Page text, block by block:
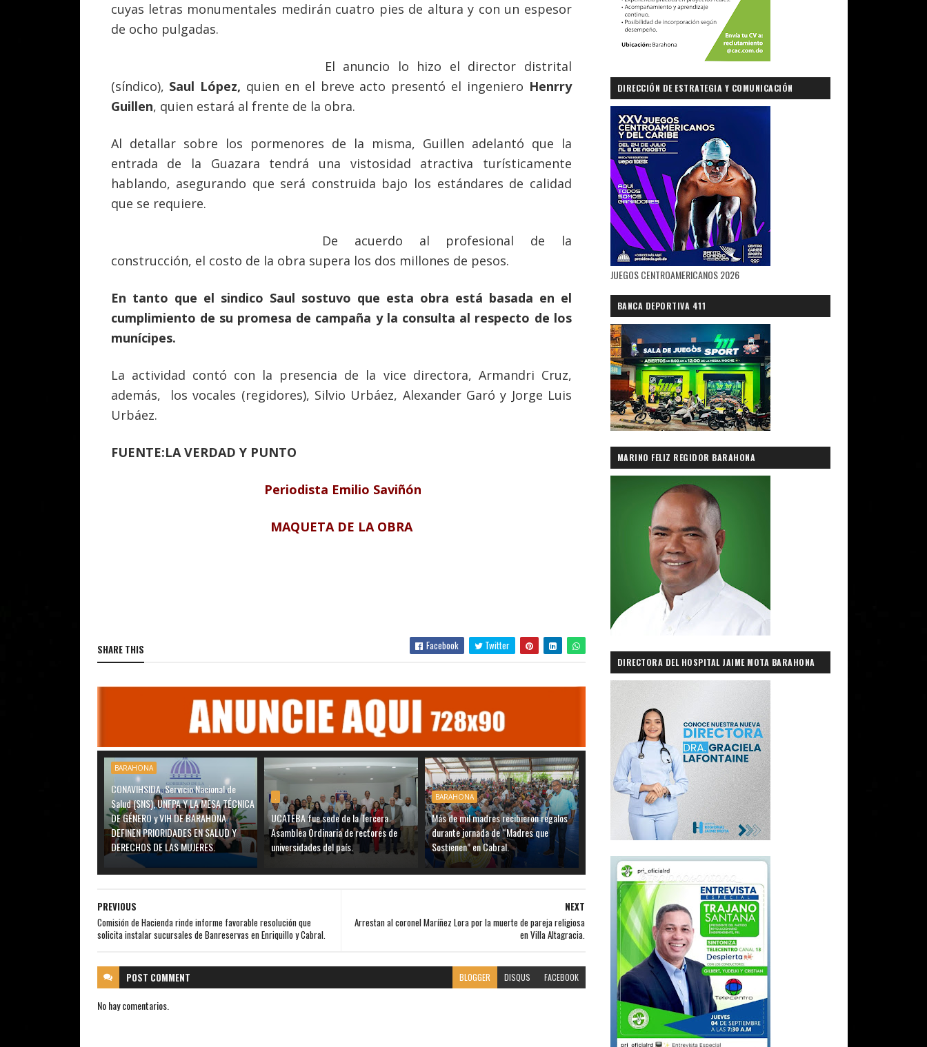
cuyas letras monumentales medirán cuatro pies de altura y con un espesor
de ocho pulgadas.
El anuncio lo hizo el director distrital
(síndico), Saul López, quien en el breve acto presentó el ingeniero Henrry
Guillen, quien estará al frente de la obra.
Al detallar sobre los pormenores de la misma, Guillen adelantó que la
entrada de la Guazara tendrá una vistosidad atractiva turísticamente
hablando, asegurando que será construida bajo los estándares de calidad
que se requiere.
De acuerdo al profesional de la
construcción, el costo de la obra supera los dos millones de pesos.
En tanto que el sindico Saul sostuvo que esta obra está basada en el
cumplimiento de su promesa de campaña y la consulta al respecto de los
munícipes.
La actividad contó con la presencia de la vice directora, Armandri Cruz,
además, los vocales (regidores), Silvio Urbáez, Alexander Garó y Jorge Luis
Urbáez.
FUENTE:LA VERDAD Y PUNTO
Periodista Emilio Saviñón
MAQUETA DE LA OBRA
SHARE THIS Facebook Twitter
BARAHONA
CONAVIHSIDA, Servicio Nacional de
Salud (SNS), UNFPA Y LA MESA TÉCNICA
DE GÉNERO y VIH DE BARAHONA
DEFINEN PRIORIDADES EN SALUD Y
DERECHOS DE LAS MUJERES.
.
UCATEBA fue sede de la Tercera
Asamblea Ordinaria de rectores de
universidades del país.
BARAHONA
Más de mil madres recibieron regalos
durante jornada de “Madres que
Sostienen” en Cabral.
NEXT
Arrestan al coronel Maríñez Lora por la muerte de pareja religiosa
en Villa Altagracia.
PREVIOUS
Comisión de Hacienda rinde informe favorable resolución que
solicita instalar sucursales de Banreservas en Enriquillo y Cabral.
POST COMMENT BLOGGER DISQUS FACEBOOK
No hay comentarios.
DIRECCIÓN DE ESTRATEGIA Y COMUNICACIÓN
GUBERNAMENTAL
JUEGOS CENTROAMERICANOS 2026
BANCA DEPORTIVA 411
MARINO FELIZ REGIDOR BARAHONA
DIRECTORA DEL HOSPITAL JAIME MOTA BARAHONA